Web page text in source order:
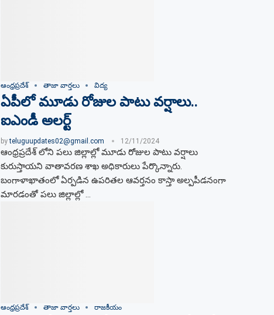
ఆంధ్రప్రదేశ్ తాజా వార్తలు విద్య
ఏపీలో మూడు రోజుల పాటు వర్షాలు..
ఐఎండీ అలర్ట్
byteluguupdates02@gmail.com 12/11/2024
ఆంధ్రప్రదేశ్ లోని పలు జిల్లాల్లో మూడు రోజుల పాటు వర్షాలు
కురుస్తాయని వాతావరణ శాఖ అధికారులు పేర్కొన్నారు.
బంగాళాఖాతంలో ఏర్పడిన ఉపరితల ఆవర్తనం కాస్తా అల్పపీడనంగా
మారడంతో పలు జిల్లాల్లో …
ఆంధ్రప్రదేశ్ తాజా వార్తలు రాజకీయం